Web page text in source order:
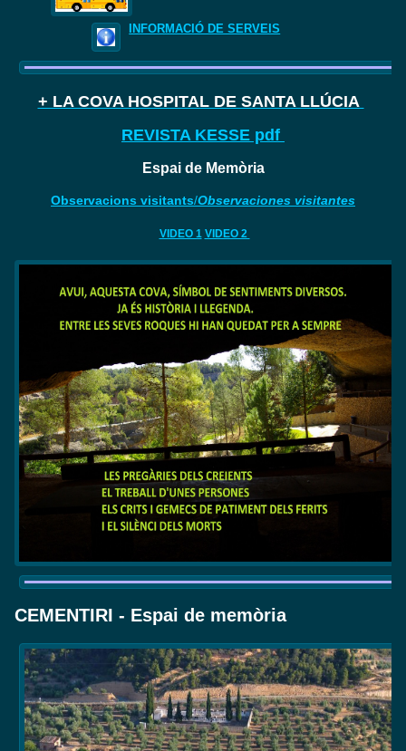
INFORMACIÓ DE SERVEIS
+ LA COVA HOSPITAL DE SANTA LLÚCIA
REVISTA KESSE pdf
Espai de Memòria
Observacions visitants/Observaciones visitantes
VIDEO 1 VIDEO 2
CEMENTIRI - Espai de memòria